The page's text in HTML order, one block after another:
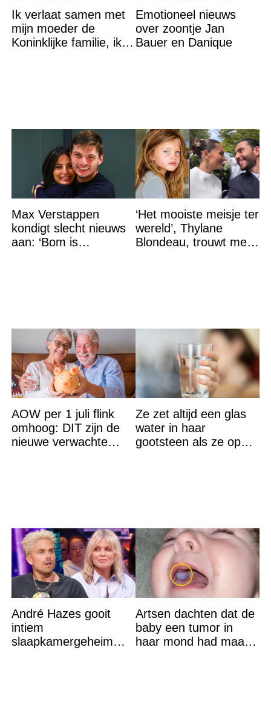
Ik verlaat samen met
mijn moeder de
Koninklijke familie, ik
Emotioneel nieuws
over zoontje Jan
Bauer en Danique
Max Verstappen
kondigt slecht nieuws
aan: ‘Bom is
‘Het mooiste meisje ter
wereld’, Thylane
Blondeau, trouwt met
AOW per 1 juli flink
omhoog: DIT zijn de
nieuwe verwachte
Ze zet altijd een glas
water in haar
gootsteen als ze op
André Hazes gooit
intiem
slaapkamergeheim
Artsen dachten dat de
baby een tumor in
haar mond had maar